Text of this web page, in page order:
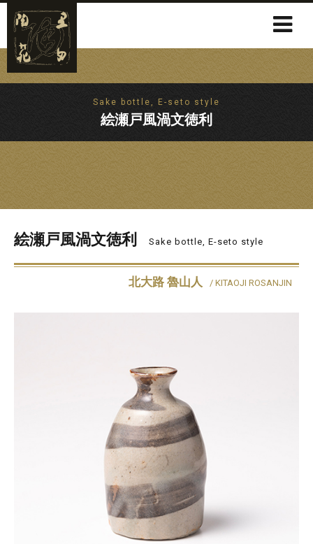
Sake bottle, E-seto style
絵瀬戸風渦文徳利
絵瀬戸風渦文徳利 Sake bottle, E-seto style
北大路 魯山人 / KITAOJI ROSANJIN